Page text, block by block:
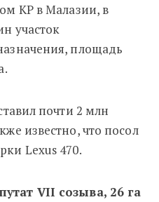
КР в Малазии, в
участок
площадь
почти 2 млн
известно, что посол
Lexus 470.
VII созыва, 26 га